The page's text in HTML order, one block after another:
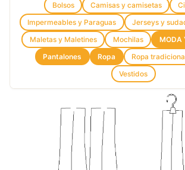
Bolsos
Camisas y camisetas
Impermeables y Paraguas
Jerseys y
Maletas y Maletines
Mochilas
MODA
Pantalones
Ropa Ropa
Vestidos